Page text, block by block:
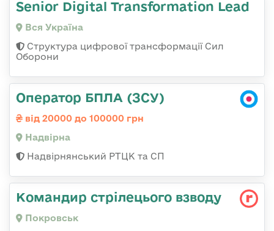
Senior Digital Transformation Lead
Вся Україна
Структура цифрової трансформації Сил
Оборони
Оператор БПЛА (ЗСУ)
від 20000 до 100000 грн
Надвірна
Надвірнянський РТЦК та СП
Командир стрілецього взводу
Покровськ